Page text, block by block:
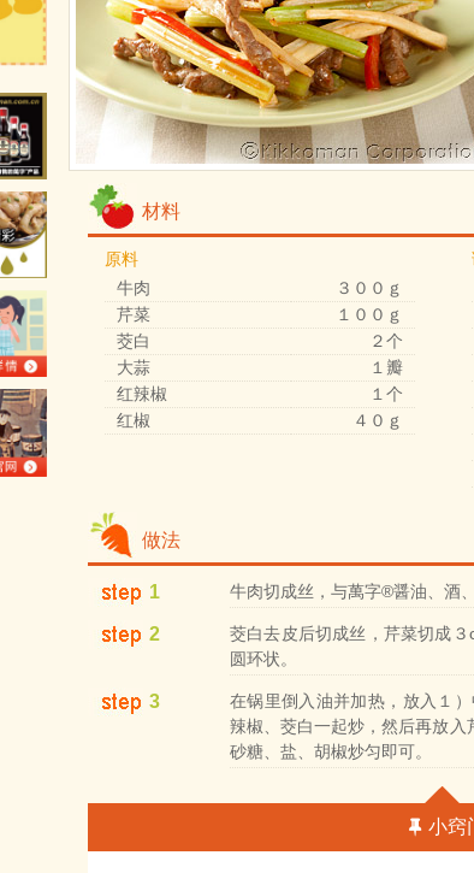
材料
原料
牛肉
３００ｇ
芹菜
１００ｇ
茭白
２个
大蒜
１瓣
红辣椒
１个
红椒
４０ｇ
做法
1 牛肉切成丝，与萬字®醤油、酒
2
茭白去皮后切成丝，芹菜切成
圆环状。
3
在锅里倒入油并加热，放入１
辣椒、茭白一起炒，然后再放
砂糖、盐、胡椒炒匀即可。
小窍